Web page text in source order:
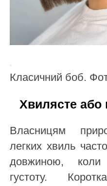
Класичний боб.
Хвилясте або
Власницям
легких хвиль
довжиною, коли
густоту.